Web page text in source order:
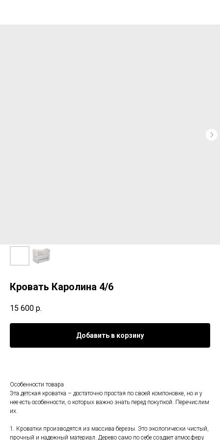
Кровать Каролина 4/6
15 600 р.
Добавить в корзину
Особенности товара
Эта детская кроватка – достаточно простая по своей компоновке, но и у
нее есть особенности, о которых важно знать перед покупкой. Перечислим
их.
1. Кроватки производятся из массива березы. Это экологически чистый,
прочный и надежный материал. Дерево само по себе создает атмосферу